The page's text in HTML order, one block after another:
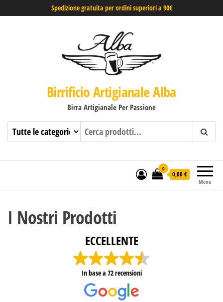
Spedizione gratuita per ordini superiori a 90€
Birrificio Artigianale Alba
Birra Artigianale Per Passione
Menu
0
0,00 €
I Nostri Prodotti
ECCELLENTE
In base a 72 recensioni